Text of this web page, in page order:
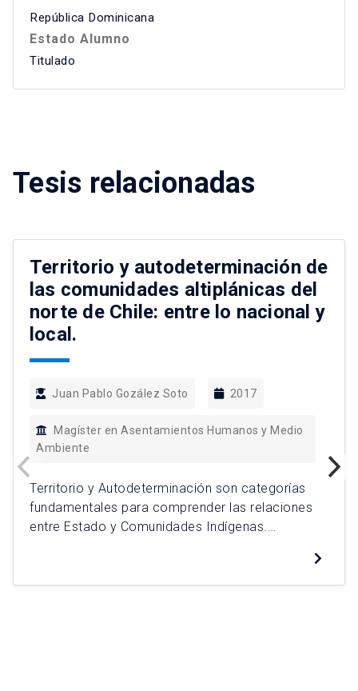
República Dominicana
Estado Alumno
Titulado
Tesis relacionadas
Territorio y autodeterminación de
las comunidades altiplánicas del
norte de Chile: entre lo nacional y
local.
Juan Pablo Gozález Soto 2017
Magíster en Asentamientos Humanos y Medio
Ambiente
Territorio y Autodeterminación son categorías
fundamentales para comprender las relaciones
entre Estado y Comunidades Indígenas.
Calama, Provincia el Loa, Región de Antofagasta